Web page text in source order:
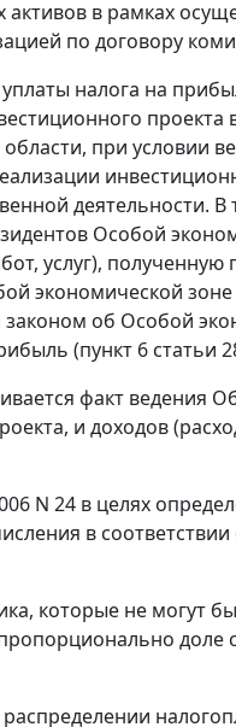
в рамках
по договору
налога на
проекта
при условии
деятельности. В
Особой
услуг), полученную
экономической
об Особой
(пункт 6 статьи
факт ведения
и доходов
N 24 в целях
в соответствии
которые не могут
доле